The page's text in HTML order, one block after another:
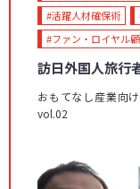
#活躍人材確保術
#ファン・ロイヤル
訪日外国人旅行
おもてなし産業向
vol.02